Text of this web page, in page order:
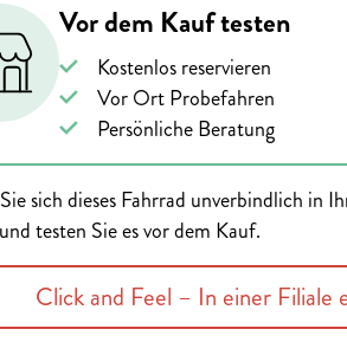
Vor dem Kauf testen
Kostenlos reservieren
Vor Ort Probefahren
Persönliche Beratung
sich dieses Fahrrad unverbindlich in
testen Sie es vor dem Kauf.
Click and Feel – In einer Filiale